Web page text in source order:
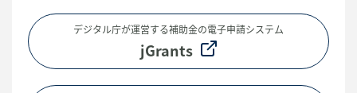
デジタル庁が運営する補助金の電子申請システム
jGrants